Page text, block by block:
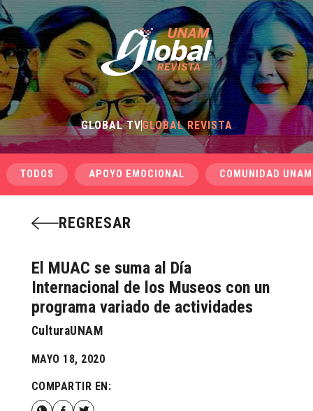
GLOBAL TVGLOBAL REVISTA
TODOS APOYO EMOCIONAL COMUNIDAD UNAM
REGRESAR
El MUAC se suma al Día
Internacional de los Museos con un
programa variado de actividades
CulturaUNAM
MAYO 18, 2020
COMPARTIR EN: